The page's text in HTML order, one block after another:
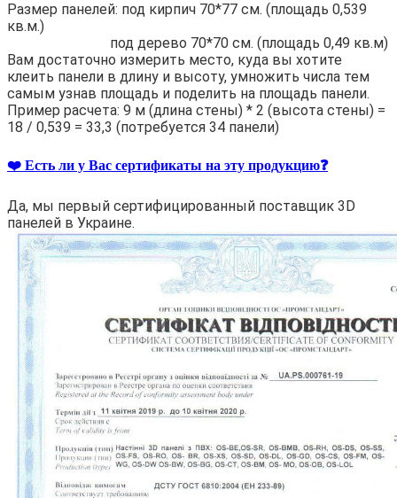
Размер панелей: под кирпич 70*77 см. (площадь 0,539
кв.м.)
под дерево 70*70 см. (площадь 0,49 кв.м)
Вам достаточно измерить место, куда вы хотите
клеить панели в длину и высоту, умножить числа тем
самым узнав площадь и поделить на площадь панели.
Пример расчета: 9 м (длина стены) * 2 (высота стены) =
18 / 0,539 = 33,3 (потребуется 34 панели)
❤️ Есть ли у Вас сертификаты на эту продукцию❓
Да, мы первый сертифицированный поставщик 3D
панелей в Украине.